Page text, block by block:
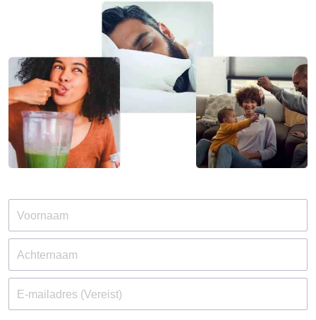
Voornaam
Achternaam
E-mailadres (Vereist)